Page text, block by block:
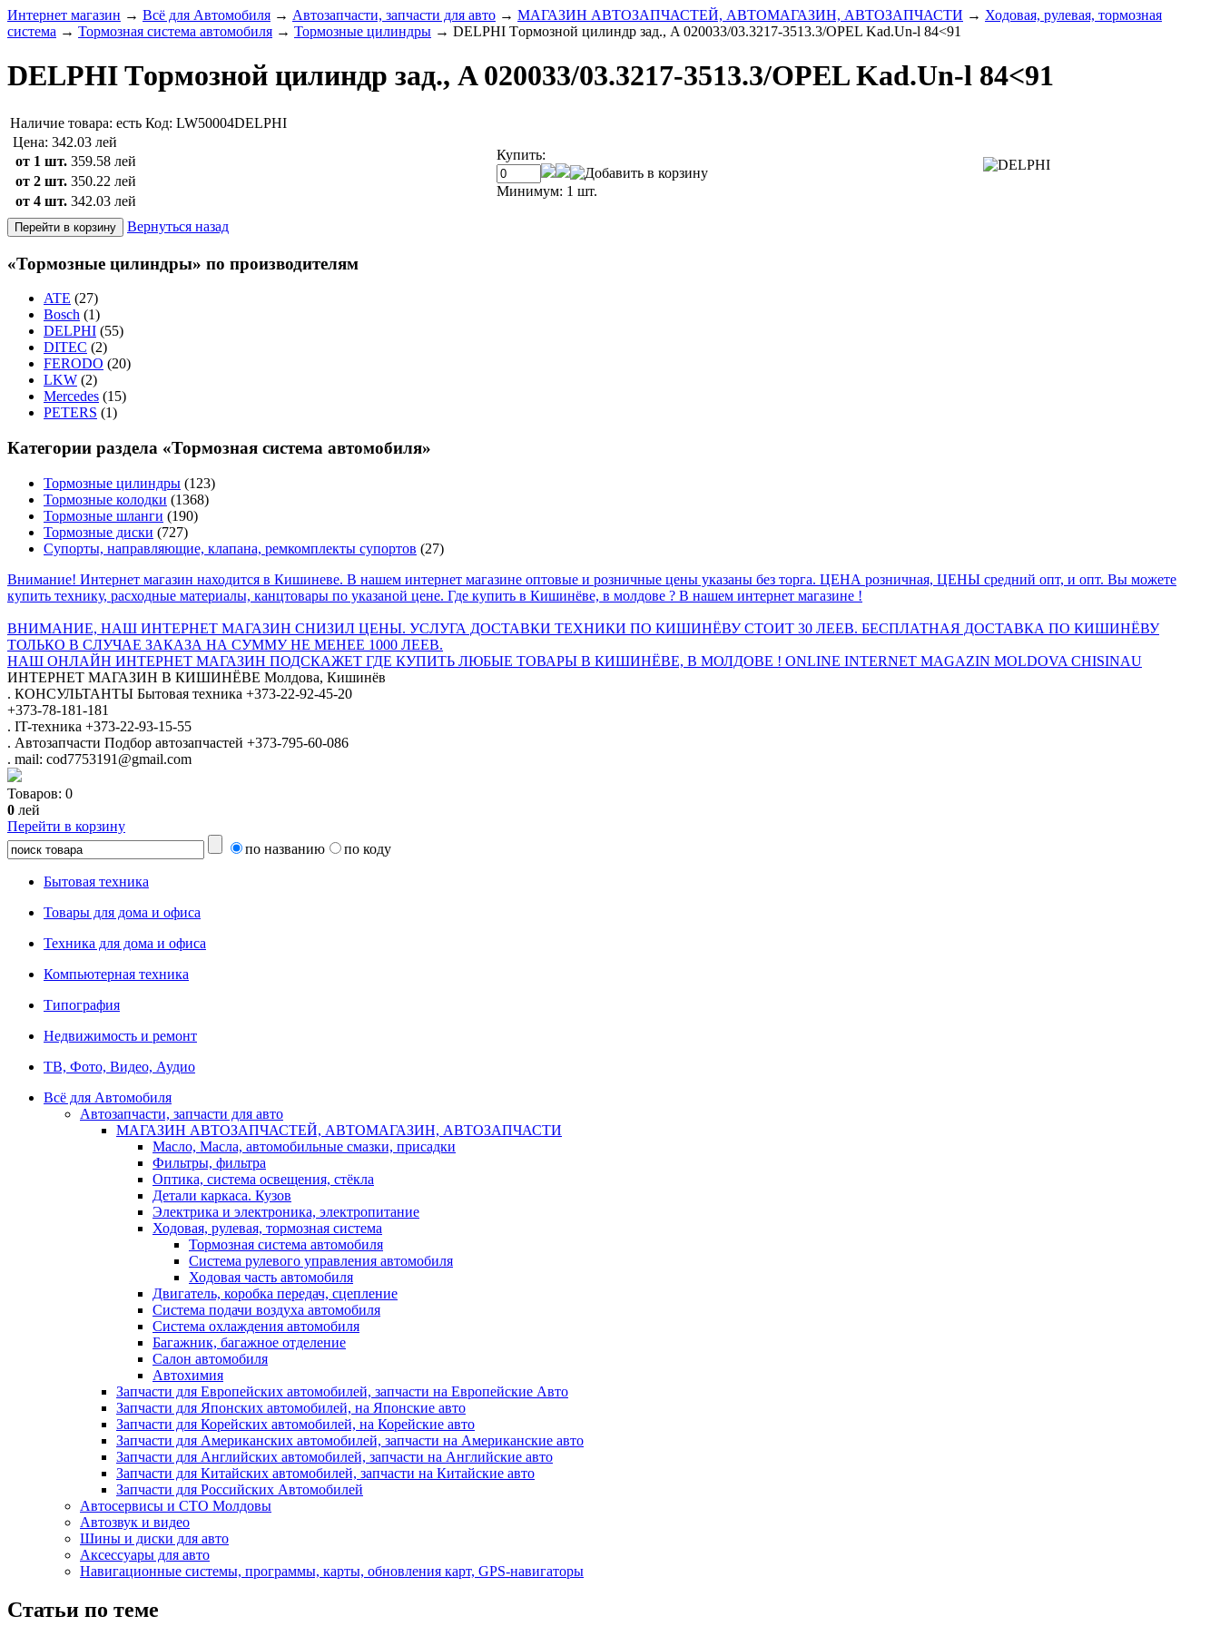
Интернет магазин → Всё для Автомобиля → Автозапчасти, запчасти для авто → МАГАЗИН АВТОЗАПЧАСТЕЙ, АВТОМАГАЗИН, АВТОЗАПЧАСТИ → Ходовая, рулевая, тормозная
система → Тормозная система автомобиля → Тормозные цилиндры → DELPHI Tормозной цилиндр зад., A 020033/03.3217-3513.3/OPEL Kad.Un-l 84<91
DELPHI Tормозной цилиндр зад., A 020033/03.3217-3513.3/OPEL Kad.Un-l 84<91
Наличие товара: есть Код: LW50004DELPHI
Цена: 342.03 лей
от 1 шт. 359.58 лей
от 2 шт. 350.22 лей
от 4 шт. 342.03 лей
Купить:
Минимум: 1 шт.
Вернуться назад
«Тормозные цилиндры» по производителям
ATE (27)
Bosch (1)
DELPHI (55)
DITEC (2)
FERODO (20)
LKW (2)
Mercedes (15)
PETERS (1)
Категории раздела «Тормозная система автомобиля»
Тормозные цилиндры (123)
Тормозные колодки (1368)
Тормозные шланги (190)
Тормозные диски (727)
Супорты, направляющие, клапана, ремкомплекты супортов (27)
Внимание! Интернет магазин находится в Кишиневе. В нашем интернет магазине оптовые и розничные цены указаны без торга. ЦЕНА розничная, ЦЕНЫ средний опт, и опт. Вы можете
купить технику, расходные материалы, канцтовары по указаной цене. Где купить в Кишинёве, в молдове ? В нашем интернет магазине !
ВНИМАНИЕ, НАШ ИНТЕРНЕТ МАГАЗИН СНИЗИЛ ЦЕНЫ. УСЛУГА ДОСТАВКИ ТЕХНИКИ ПО КИШИНЁВУ СТОИТ 30 ЛЕЕВ. БЕСПЛАТНАЯ ДОСТАВКА ПО КИШИНЁВУ
ТОЛЬКО В СЛУЧАЕ ЗАКАЗА НА СУММУ НЕ МЕНЕЕ 1000 ЛЕЕВ.
НАШ ОНЛАЙН ИНТЕРНЕТ МАГАЗИН ПОДСКАЖЕТ ГДЕ КУПИТЬ ЛЮБЫЕ ТОВАРЫ В КИШИНЁВЕ, В МОЛДОВЕ ! ONLINE INTERNET MAGAZIN MOLDOVA CHISINAU
ИНТЕРНЕТ МАГАЗИН В КИШИНЁВЕ Молдова, Кишинёв
. КОНСУЛЬТАНТЫ Бытовая техника +373-22-92-45-20
+373-78-181-181
. IT-техника +373-22-93-15-55
. Автозапчасти Подбор автозапчастей +373-795-60-086
. mail: cod7753191@gmail.com
Товаров: 0
0 лей
Перейти в корзину
по названию
по коду
Бытовая техника
Товары для дома и офиса
Техника для дома и офиса
Компьютерная техника
Типография
Недвижимость и ремонт
ТВ, Фото, Видео, Аудио
Всё для Автомобиля
Автозапчасти, запчасти для авто
МАГАЗИН АВТОЗАПЧАСТЕЙ, АВТОМАГАЗИН, АВТОЗАПЧАСТИ
Масло, Масла, автомобильные смазки, присадки
Фильтры, фильтра
Оптика, система освещения, стёкла
Детали каркаса. Кузов
Электрика и электроника, электропитание
Ходовая, рулевая, тормозная система
Тормозная система автомобиля
Система рулевого управления автомобиля
Ходовая часть автомобиля
Двигатель, коробка передач, сцепление
Система подачи воздуха автомобиля
Система охлаждения автомобиля
Багажник, багажное отделение
Салон автомобиля
Автохимия
Запчасти для Европейских автомобилей, запчасти на Европейские Авто
Запчасти для Японских автомобилей, на Японские авто
Запчасти для Корейских автомобилей, на Корейские авто
Запчасти для Американских автомобилей, запчасти на Американские авто
Запчасти для Английских автомобилей, запчасти на Английские авто
Запчасти для Китайских автомобилей, запчасти на Китайские авто
Запчасти для Российских Автомобилей
Автосервисы и СТО Молдовы
Автозвук и видео
Шины и диски для авто
Аксесcуары для авто
Навигационные системы, программы, карты, обновления карт, GPS-навигаторы
Статьи по теме